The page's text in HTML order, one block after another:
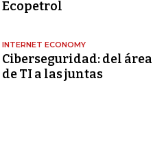
Ecopetrol
INTERNET ECONOMY
Ciberseguridad: del área
de TI a las juntas